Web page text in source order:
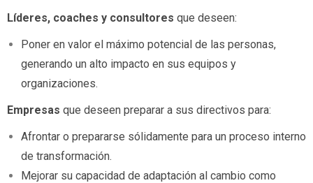
Líderes, coaches y consultores que deseen:
Poner en valor el máximo potencial de las personas,
generando un alto impacto en sus equipos y
organizaciones.
Empresas que deseen preparar a sus directivos para:
Afrontar o prepararse sólidamente para un proceso interno
de transformación.
Mejorar su capacidad de adaptación al cambio como